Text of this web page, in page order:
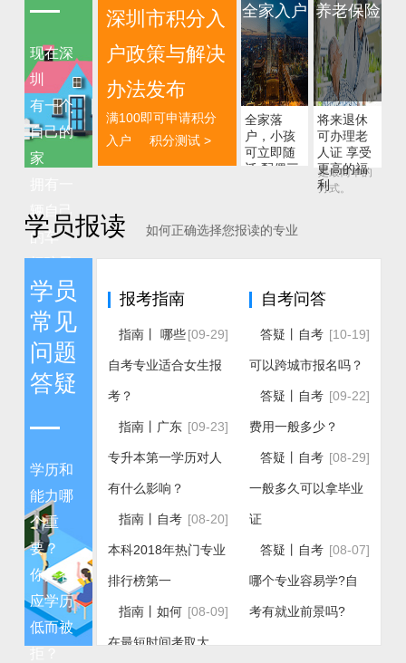
有的专科都
不能招生
了，并且将
实行三教合
一，远程和
电大要并入
成考的方
式，以后网
教都没有
了，成考就
是最简单的
方式。
现在深
圳
有一个
自己的
家
辆自己
的车
把孩子
留在身
边上学
深圳市积分入
户政策与解决
办法发布
满100即可申请积分
入户
积分测试 >
45岁
以下
积3
全家入户
全家落
户，小孩
可立即随
迁 配偶三
养老保险
将来退休
可办理老
人证 享受
更高的福
利
学员报读 如何正确选择您报读的专业
学员
常见
问题
答疑
学历和
能力哪
个重
要？
你是否
应学历
低而被
报考指南
[09-29]
指南丨 哪些
自考专业适合女生报
考？
[09-23]
指南丨广东
专升本第一学历对人
有什么影响？
[08-20]
指南丨自考
本科2018年热门专业
排行榜第一
[08-09]
指南丨如何
在最短时间考取大
自考问答
[10-19]
答疑丨自考
可以跨城市报名吗？
[09-22]
答疑丨自考
费用一般多少？
[08-29]
答疑丨自考
一般多久可以拿毕业
证
[08-07]
答疑丨自考
哪个专业容易学?自
考有就业前景吗?